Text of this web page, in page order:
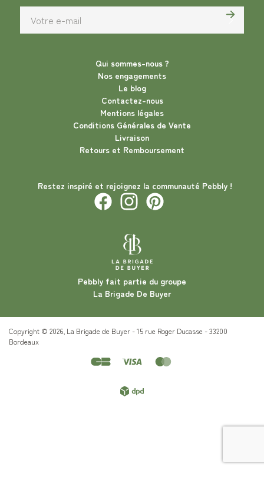
Qui sommes-nous ?
Nos engagements
Le blog
Contactez-nous
Mentions légales
Conditions Générales de Vente
Livraison
Retours et Remboursement
Pebbly fait partie du groupe
La Brigade De Buyer
Restez inspiré et rejoignez la communauté Pebbly !
Copyright © 2026, La Brigade de Buyer - 15 rue Roger Ducasse - 33200
Bordeaux